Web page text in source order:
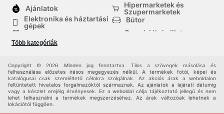
Ajánlatok
Hipermarketek és
Szupermarketek
Elektronika és háztartási
gépek
Bútor
Ruházat
Drogériák és illatszer-
háztartási cikkek
Több kategóriák
Copyright © 2026 .Minden jog fenntartva. Tilos a szövegek másolása és
felhasználása előzetes írásos megegyezés nélkül. A termékek fotói, képei és
katalógusai csak szemléltető célokra szolgálnak. Az akciós árak a weboldalon
feltüntetett hivatalos forgalmazóktól származnak. Az ajánlatok a lejárati dátumig
vagy a készlet erejéig érvényesek. Ez a weboldal célja tájékoztató jellegű és nem
lehet felhasználni a termékek megszerzéséhez. Az árak változóak lehetnek a
lokációtól függően.